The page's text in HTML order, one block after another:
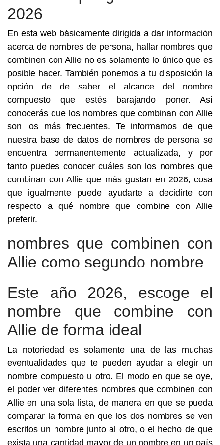
2026
En esta web básicamente dirigida a dar información
acerca de nombres de persona, hallar nombres que
combinen con Allie no es solamente lo único que es
posible hacer. También ponemos a tu disposición la
opción de de saber el alcance del nombre
compuesto que estés barajando poner. Así
conocerás que los nombres que combinan con Allie
son los más frecuentes. Te informamos de que
nuestra base de datos de nombres de persona se
encuentra permanentemente actualizada, y por
tanto puedes conocer cuáles son los nombres que
combinan con Allie que más gustan en 2026, cosa
que igualmente puede ayudarte a decidirte con
respecto a qué nombre que combine con Allie
preferir.
nombres que combinen con
Allie como segundo nombre
Este año 2026, escoge el
nombre que combine con
Allie de forma ideal
La notoriedad es solamente una de las muchas
eventualidades que te pueden ayudar a elegir un
nombre compuesto u otro. El modo en que se oye,
el poder ver diferentes nombres que combinen con
Allie en una sola lista, de manera en que se pueda
comparar la forma en que los dos nombres se ven
escritos un nombre junto al otro, o el hecho de que
exista una cantidad mayor de un nombre en un país